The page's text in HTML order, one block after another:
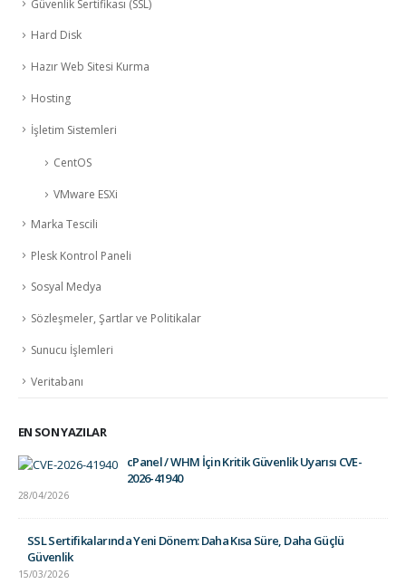
Güvenlik Sertifikası (SSL)
Hard Disk
Hazır Web Sitesi Kurma
Hosting
İşletim Sistemleri
CentOS
VMware ESXi
Marka Tescili
Plesk Kontrol Paneli
Sosyal Medya
Sözleşmeler, Şartlar ve Politikalar
Sunucu İşlemleri
Veritabanı
EN SON YAZILAR
cPanel / WHM İçin Kritik Güvenlik Uyarısı CVE-
2026-41940
28/04/2026
SSL Sertifikalarında Yeni Dönem: Daha Kısa Süre, Daha Güçlü
Güvenlik
15/03/2026